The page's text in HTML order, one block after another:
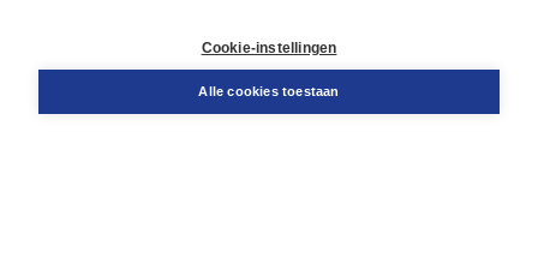
Bestellen
Cookie-instellingen
Alle cookies toestaan